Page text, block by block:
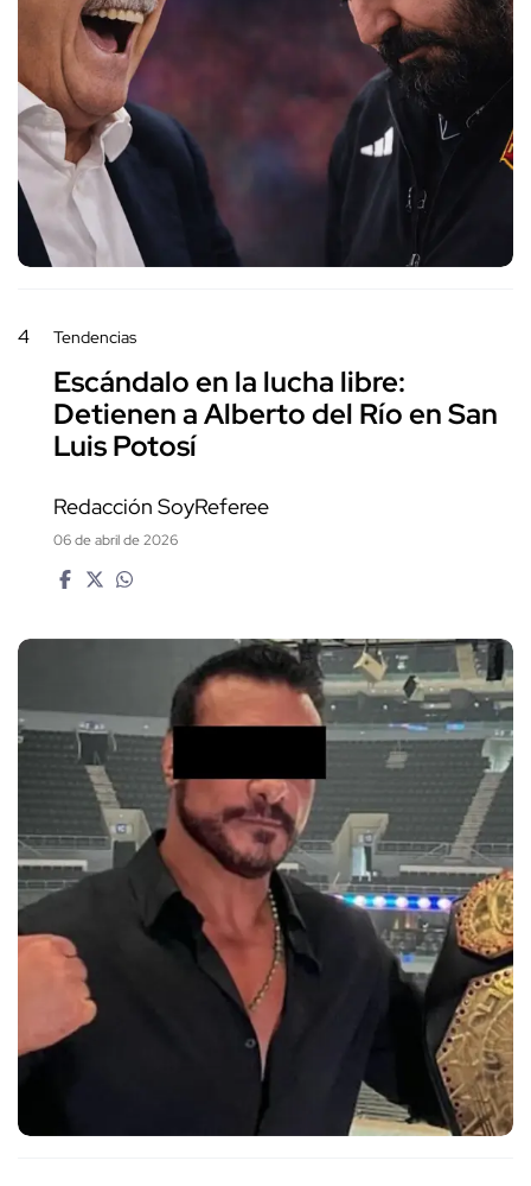
4 Tendencias
Escándalo en la lucha libre:
Detienen a Alberto del Río en San
Luis Potosí
Redacción SoyReferee
06 de abril de 2026